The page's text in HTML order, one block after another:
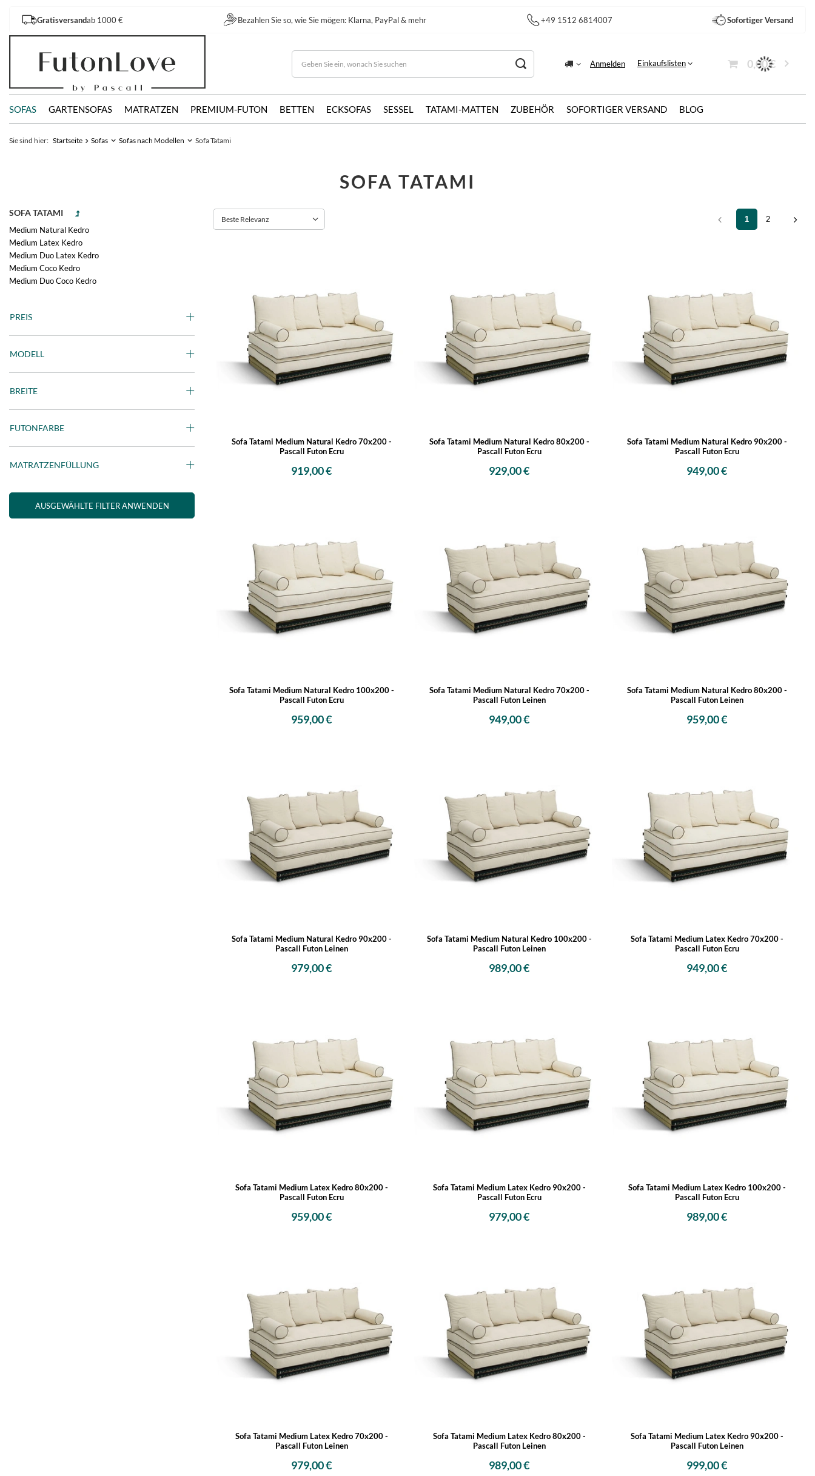
Gratisversandab 1000 € Bezahlen Sie so, wie Sie mögen: Klarna, PayPal & mehr +49 1512 6814007 Sofortiger Versand
Anmelden Einkaufslisten 0,00 €
SOFAS GARTENSOFAS MATRATZEN PREMIUM-FUTON BETTEN ECKSOFAS SESSEL TATAMI-MATTEN ZUBEHÖR SOFORTIGER VERSAND BLOG
Sie sind hier: Startseite Sofas Sofas nach Modellen Sofa Tatami
SOFA TATAMI
SOFA TATAMI
Medium Natural Kedro
Medium Latex Kedro
Medium Duo Latex Kedro
Medium Coco Kedro
Medium Duo Coco Kedro
PREIS
MODELL
BREITE
FUTONFARBE
MATRATZENFÜLLUNG
AUSGEWÄHLTE FILTER ANWENDEN
Beste Relevanz 1 2
Sofa Tatami Medium Natural Kedro 70x200 -
Pascall Futon Ecru
919,00 €
Sofa Tatami Medium Natural Kedro 80x200 -
Pascall Futon Ecru
929,00 €
Sofa Tatami Medium Natural Kedro 90x200 -
Pascall Futon Ecru
949,00 €
Sofa Tatami Medium Natural Kedro 100x200 -
Pascall Futon Ecru
959,00 €
Sofa Tatami Medium Natural Kedro 70x200 -
Pascall Futon Leinen
949,00 €
Sofa Tatami Medium Natural Kedro 80x200 -
Pascall Futon Leinen
959,00 €
Sofa Tatami Medium Natural Kedro 90x200 -
Pascall Futon Leinen
979,00 €
Sofa Tatami Medium Natural Kedro 100x200 -
Pascall Futon Leinen
989,00 €
Sofa Tatami Medium Latex Kedro 70x200 -
Pascall Futon Ecru
949,00 €
Sofa Tatami Medium Latex Kedro 80x200 -
Pascall Futon Ecru
959,00 €
Sofa Tatami Medium Latex Kedro 90x200 -
Pascall Futon Ecru
979,00 €
Sofa Tatami Medium Latex Kedro 100x200 -
Pascall Futon Ecru
989,00 €
Sofa Tatami Medium Latex Kedro 70x200 -
Pascall Futon Leinen
979,00 €
Sofa Tatami Medium Latex Kedro 80x200 -
Pascall Futon Leinen
989,00 €
Sofa Tatami Medium Latex Kedro 90x200 -
Pascall Futon Leinen
999,00 €